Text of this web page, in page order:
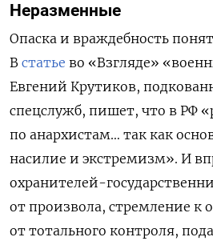
Неразменные
Опаска и враждебность
В статье во «Взгляде»
Евгений Крутиков,
спецслужб, пишет, что в РФ
по анархистам… так как
насилие и экстремизм». И
охранителей-
от произвола, стремление к
от тотального контроля,